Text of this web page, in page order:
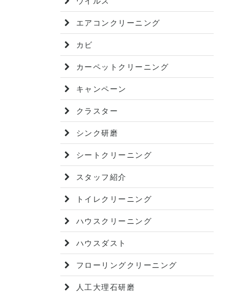
エアコンクリーニング
カビ
カーペットクリーニング
キャンペーン
クラスター
シンク研磨
シートクリーニング
スタッフ紹介
トイレクリーニング
ハウスクリーニング
ハウスダスト
フローリングクリーニング
人工大理石研磨